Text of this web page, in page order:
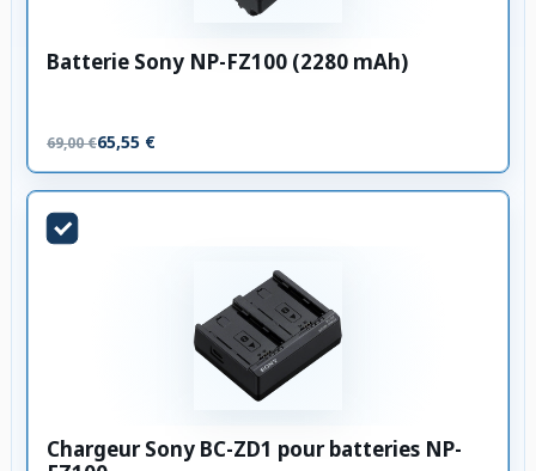
Batterie Sony NP-FZ100 (2280 mAh)
69,00 €65,55 €
Chargeur Sony BC-ZD1 pour batteries NP-